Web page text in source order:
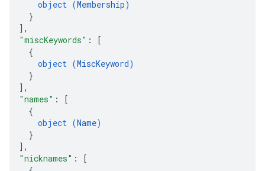
object (Membership)
}
] ,
"miscKeywords" :
[
{
object (MiscKeyword)
}
] ,
"names" :
[
{
object (Name)
}
] ,
"nicknames" :
[